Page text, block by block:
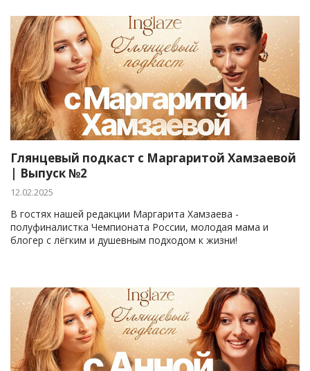
Глянцевый подкаст с Маргаритой Хамзаевой
| Выпуск №2
12.02.2025
В гостях нашей редакции Маргарита Хамзаева -
полуфиналистка Чемпионата России, молодая мама и
блогер с лёгким и душевным подходом к жизни!